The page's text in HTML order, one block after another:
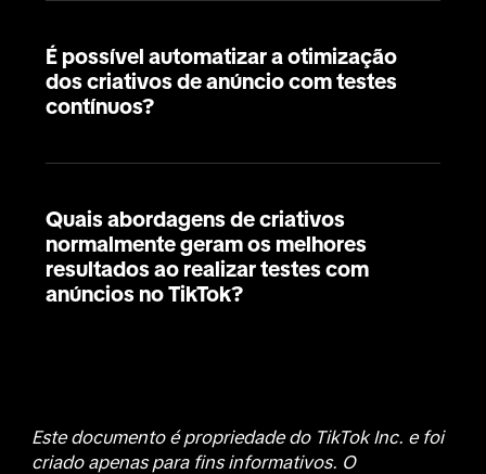
É possível automatizar a otimização
dos criativos de anúncio com testes
contínuos?
Quais abordagens de criativos
normalmente geram os melhores
resultados ao realizar testes com
anúncios no TikTok?
Este documento é propriedade do TikTok Inc. e foi
criado apenas para fins informativos. O